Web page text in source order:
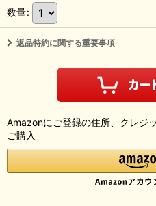
数量:
返品特約に関する重要事項
Amazonにご登録の住所、クレジ
ご購入